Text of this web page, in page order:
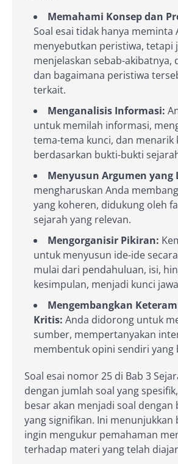
Memahami Konsep dan
Soal esai tidak hanya meminta
menyebutkan peristiwa, tetapi
menjelaskan sebab-akibatnya,
dan bagaimana peristiwa
terkait.
Menganalisis Informasi:
untuk memilah informasi,
tema-tema kunci, dan menarik
berdasarkan bukti-bukti
Menyusun Argumen yang
mengharuskan Anda
yang koheren, didukung oleh
sejarah yang relevan.
Mengorganisir Pikiran:
untuk menyusun ide-ide
mulai dari pendahuluan, isi,
kesimpulan, menjadi kunci
Mengembangkan
Kritis: Anda didorong untuk
sumber, mempertanyakan
membentuk opini sendiri yang
Soal esai nomor 25 di Bab 3
dengan jumlah soal yang
besar akan menjadi soal dengan
yang signifikan. Ini menunjukkan
ingin mengukur pemahaman
terhadap materi yang telah